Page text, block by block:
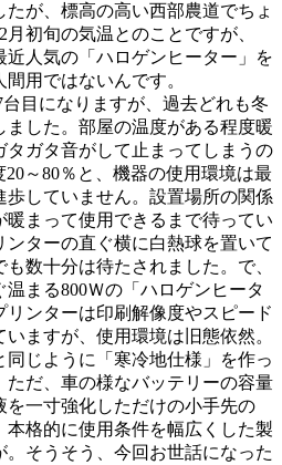
が、標高の高い西部農道でちょ
初旬の気温とのことですが、
人気の「ハロゲンヒーター」を
用ではないんです。
目になりますが、過去どれも冬
した。部屋の温度がある程度暖
ガタ音がして止まってしまうの
～80％と、機器の使用環境は最
歩していません。設置場所の関係
まって使用できるまで待ってい
ンターの直ぐ横に白熱球を置いて
数十分は待たされました。で、
まる800Ｗの「ハロゲンヒータ
ンターは印刷解像度やスピード
ますが、使用環境は旧態依然。
じように「寒冷地仕様」を作っ
だ、車の様なバッテリーの容量
を一寸強化しただけの小手先の
本格的に使用条件を幅広くした製
そうそう、今回お世話になった